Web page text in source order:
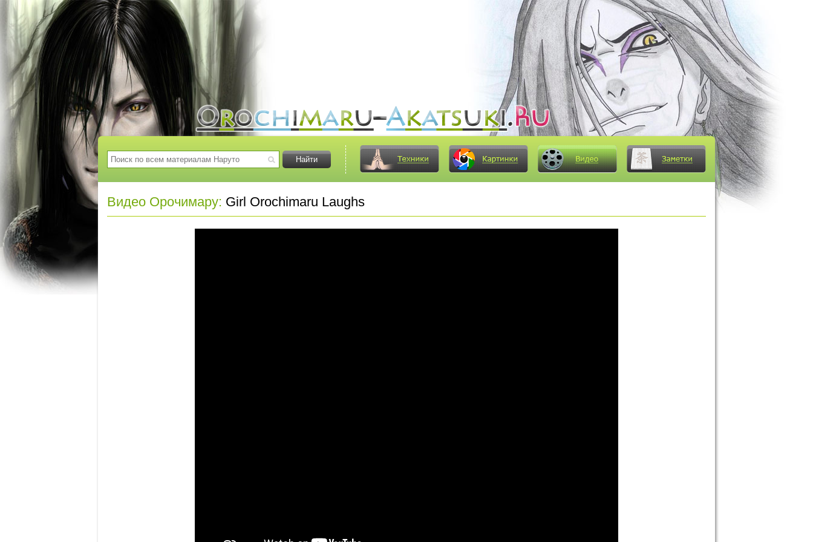
Видео Орочимару: Girl Orochimaru Laughs